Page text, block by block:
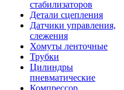
стабилизаторов
Детали сцепления
Датчики управления,
слежения
Хомуты ленточные
Трубки
Цилиндры
пневматические
Компрессор